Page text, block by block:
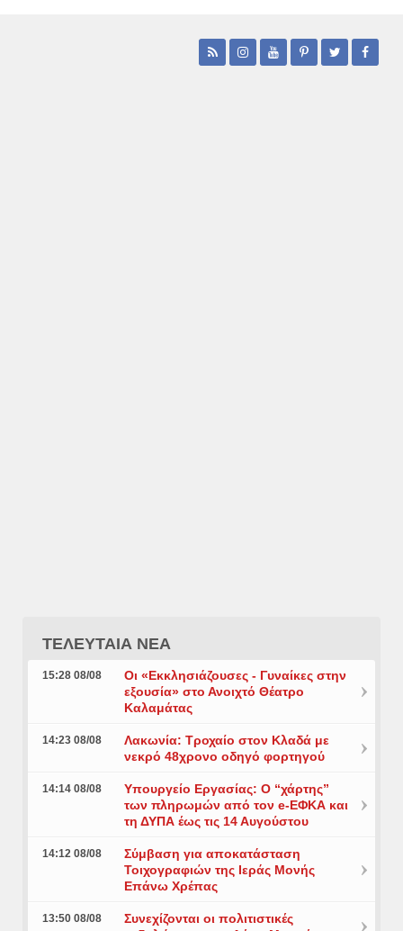
ΤΕΛΕΥΤΑΙΑ ΝΕΑ
15:28 08/08
Οι «Εκκλησιάζουσες - Γυναίκες στην
εξουσία» στο Ανοιχτό Θέατρο
Καλαμάτας
14:23 08/08
Λακωνία: Τροχαίο στον Κλαδά με
νεκρό 48χρονο οδηγό φορτηγού
14:14 08/08
Υπουργείο Εργασίας: Ο “χάρτης”
των πληρωμών από τον e-ΕΦΚΑ και
τη ΔΥΠΑ έως τις 14 Αυγούστου
14:12 08/08
Σύμβαση για αποκατάσταση
Τοιχογραφιών της Ιεράς Μονής
Επάνω Χρέπας
13:50 08/08
Συνεχίζονται οι πολιτιστικές